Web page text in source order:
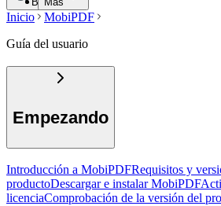
Inicio
MobiPDF
Guía del usuario
Empezando
Introducción a MobiPDFRequisitos y
productoDescargar e instalar MobiPDF
licenciaComprobación de la versión del